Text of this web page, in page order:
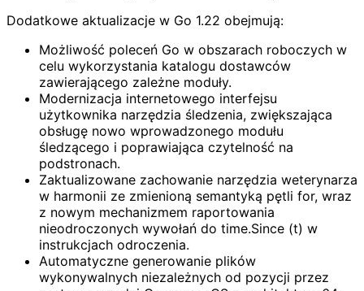
Dodatkowe aktualizacje w Go 1.22 obejmują:
Możliwość poleceń Go w obszarach roboczych w
celu wykorzystania katalogu dostawców
zawierającego zależne moduły.
Modernizacja internetowego interfejsu
użytkownika narzędzia śledzenia, zwiększająca
obsługę nowo wprowadzonego modułu
śledzącego i poprawiająca czytelność na
podstronach.
Zaktualizowane zachowanie narzędzia weterynarza
w harmonii ze zmienioną semantyką pętli for, wraz
z nowym mechanizmem raportowania
nieodroczonych wywołań do time.Since (t) w
instrukcjach odroczenia.
Automatyczne generowanie plików
wykonywalnych niezależnych od pozycji przez